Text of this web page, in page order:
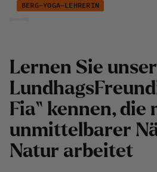
Zum Inhalt springen
Fia AunsmoBERG-YOGA-LEHRERIN
Lernen Sie
Fia“ kennen, die
unmittelbarer
Natur arbeitet